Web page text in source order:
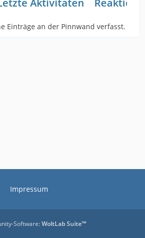
Aktivitäten
Einträge an der Pinnwand verfasst.
Impressum
Software:WoltLab Suite™